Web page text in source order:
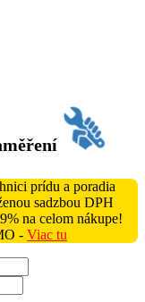
prídu a poradia
sadzbou DPH
na celom nákupe!
- Viac tu